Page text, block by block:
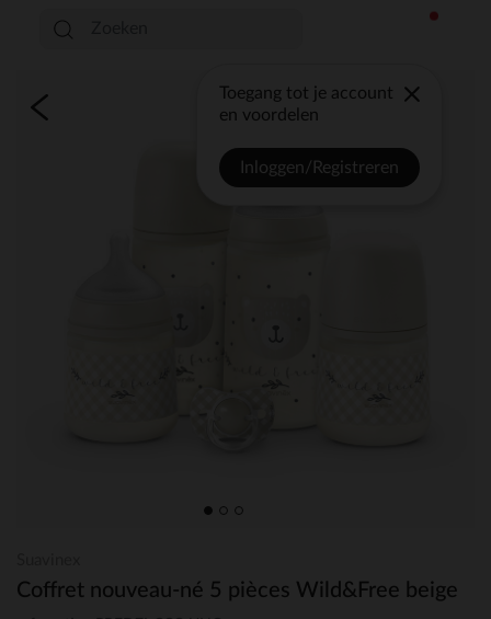
Toegang tot je account
en voordelen
Inloggen/Registreren
Coffret nouveau-né 5 pièces Wild&Free beige